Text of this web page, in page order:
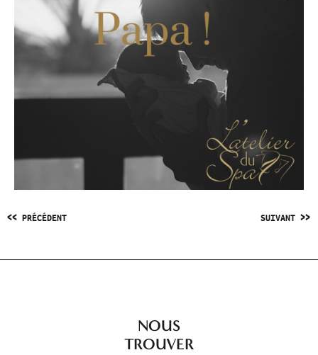
<< PRÉCÉDENT SUIVANT >>
NOUS
TROUVER